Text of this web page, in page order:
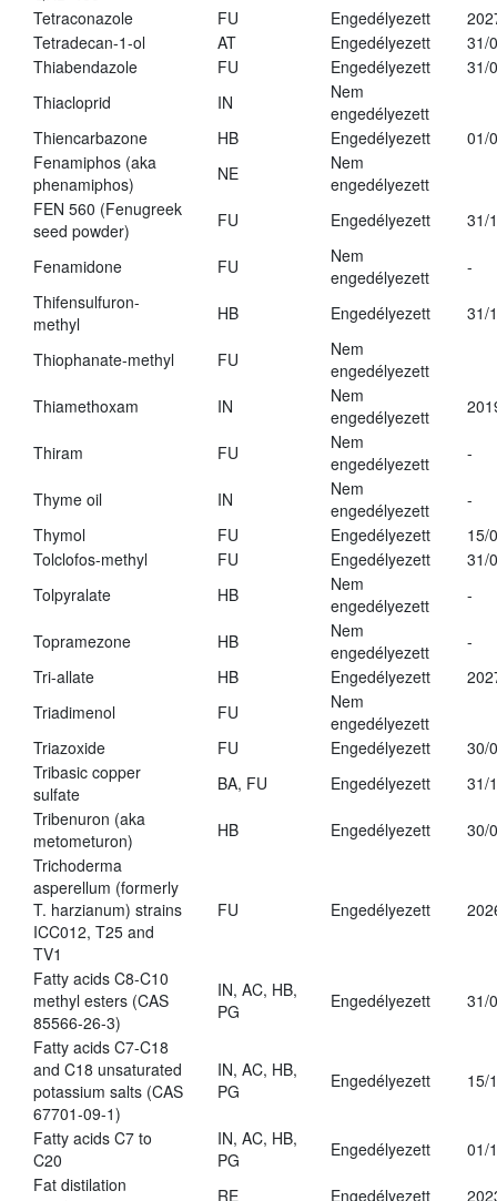
Tetraconazole
FU Engedélyezett
Tetradecan-1-ol
AT Engedélyezett
31/
Thiabendazole
FU Engedélyezett
31/
Thiacloprid
IN
Nem
engedélyezett
Thiencarbazone
HB Engedélyezett
01/
Fenamiphos (aka
phenamiphos)
NE
Nem
engedélyezett
FEN 560 (Fenugreek
seed powder)
FU Engedélyezett 31/
Fenamidone FU
Nem
engedélyezett
-
Thifensulfuron-
methyl
HB Engedélyezett 31/
Thiophanate-methyl FU
Nem
engedélyezett
Thiamethoxam
IN
Nem
engedélyezett
Thiram FU
Nem
engedélyezett
-
Thyme oil IN
Nem
engedélyezett
-
Thymol
FU Engedélyezett
15/
Tolclofos-methyl
FU Engedélyezett
31/
Tolpyralate
HB
Nem
engedélyezett
-
Topramezone HB
Nem
engedélyezett
-
Tri-allate
HB Engedélyezett
Triadimenol
FU
Nem
engedélyezett
Triazoxide
FU Engedélyezett
30/
Tribasic copper
sulfate
BA, FU Engedélyezett
31/
Tribenuron (aka
metometuron)
HB Engedélyezett
30/
Trichoderma
asperellum (formerly
T. harzianum) strains
ICC012, T25 and
TV1
FU Engedélyezett
Fatty acids C8-C10
methyl esters (CAS
85566-26-3)
IN, AC, HB,
PG
Engedélyezett 31/
Fatty acids C7-C18
and C18 unsaturated
potassium salts (CAS
67701-09-1)
IN, AC, HB,
PG
Engedélyezett 15/
Fatty acids C7 to
C20
IN, AC, HB,
PG
Engedélyezett
01/
Fat distilation
RE Engedélyezett